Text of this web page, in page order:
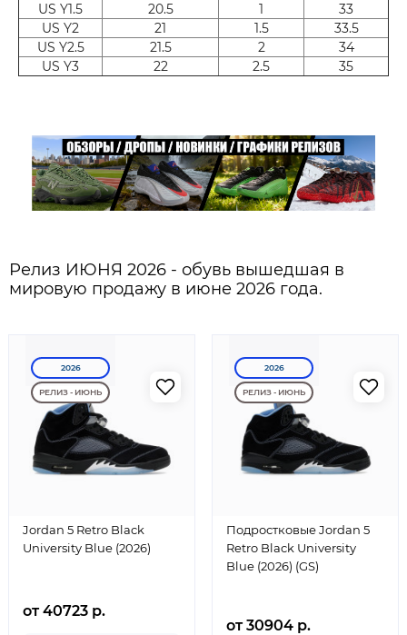
US Y1.5 20.5 1
33
US Y2
21 1.5
33.5
US Y2.5
21.5 2
34
US Y3
22 2.5 35
Релиз ИЮНЯ 2026 - обувь вышедшая в
мировую продажу в июне 2026 года.
2026
РЕЛИЗ - ИЮНЬ
Jordan 5 Retro Black
University Blue (2026)
от 40723 р.
2026
РЕЛИЗ - ИЮНЬ
Подростковые Jordan 5
Retro Black University
Blue (2026) (GS)
от 30904 р.